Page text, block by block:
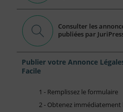
Consulter les
publiées par
Publier votre Annonce
Facile
1 - Remplissez le formulaire
2 - Obtenez immédiatement